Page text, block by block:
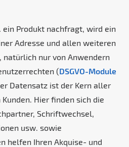
ein Produkt nachfragt, wird ein
Adresse und allen weiteren
nur von Anwendern
(DSGVO-Module
Datensatz ist der Kern aller
Hier finden sich die
Schriftwechsel,
usw. sowie
helfen Ihren Akquise- und